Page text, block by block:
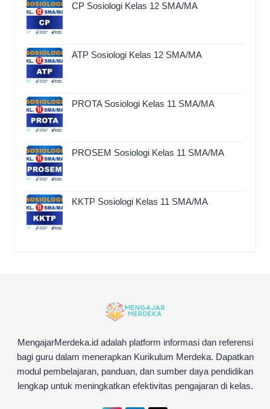
CP Sosiologi Kelas 12 SMA/MA
ATP Sosiologi Kelas 12 SMA/MA
PROTA Sosiologi Kelas 11 SMA/MA
PROSEM Sosiologi Kelas 11 SMA/MA
KKTP Sosiologi Kelas 11 SMA/MA
MengajarMerdeka.id adalah platform informasi dan referensi
bagi guru dalam menerapkan Kurikulum Merdeka. Dapatkan
modul pembelajaran, panduan, dan sumber daya pendidikan
lengkap untuk meningkatkan efektivitas pengajaran di kelas.